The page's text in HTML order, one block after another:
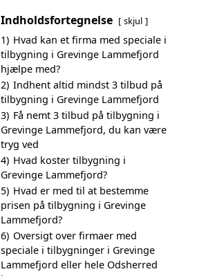
Indholdsfortegnelse skjul
1) Hvad kan et firma med speciale i
tilbygning i Grevinge Lammefjord
hjælpe med?
2) Indhent altid mindst 3 tilbud på
tilbygning i Grevinge Lammefjord
3) Få nemt 3 tilbud på tilbygning i
Grevinge Lammefjord, du kan være
tryg ved
4) Hvad koster tilbygning i
Grevinge Lammefjord?
5) Hvad er med til at bestemme
prisen på tilbygning i Grevinge
Lammefjord?
6) Oversigt over firmaer med
speciale i tilbygninger i Grevinge
Lammefjord eller hele Odsherred